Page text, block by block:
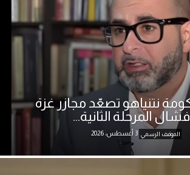
نتنياهو تصعّد مجازر غزة
المرحلة الثانية...
الموقف الرسمي 3 أغسطس، 2026